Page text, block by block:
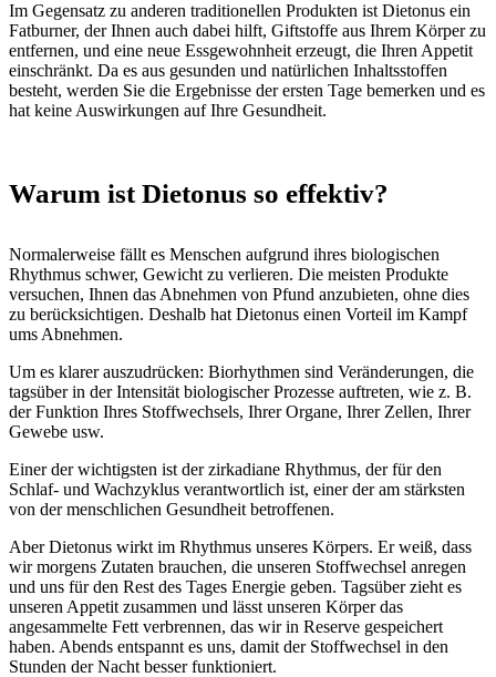
Im Gegensatz zu anderen traditionellen Produkten ist Dietonus ein
Fatburner, der Ihnen auch dabei hilft, Giftstoffe aus Ihrem Körper zu
entfernen, und eine neue Essgewohnheit erzeugt, die Ihren Appetit
einschränkt. Da es aus gesunden und natürlichen Inhaltsstoffen
besteht, werden Sie die Ergebnisse der ersten Tage bemerken und es
hat keine Auswirkungen auf Ihre Gesundheit.
Warum ist Dietonus so effektiv?
Normalerweise fällt es Menschen aufgrund ihres biologischen
Rhythmus schwer, Gewicht zu verlieren. Die meisten Produkte
versuchen, Ihnen das Abnehmen von Pfund anzubieten, ohne dies
zu berücksichtigen. Deshalb hat Dietonus einen Vorteil im Kampf
ums Abnehmen.
Um es klarer auszudrücken: Biorhythmen sind Veränderungen, die
tagsüber in der Intensität biologischer Prozesse auftreten, wie z. B.
der Funktion Ihres Stoffwechsels, Ihrer Organe, Ihrer Zellen, Ihrer
Gewebe usw.
Einer der wichtigsten ist der zirkadiane Rhythmus, der für den
Schlaf- und Wachzyklus verantwortlich ist, einer der am stärksten
von der menschlichen Gesundheit betroffenen.
Aber Dietonus wirkt im Rhythmus unseres Körpers. Er weiß, dass
wir morgens Zutaten brauchen, die unseren Stoffwechsel anregen
und uns für den Rest des Tages Energie geben. Tagsüber zieht es
unseren Appetit zusammen und lässt unseren Körper das
angesammelte Fett verbrennen, das wir in Reserve gespeichert
haben. Abends entspannt es uns, damit der Stoffwechsel in den
Stunden der Nacht besser funktioniert.